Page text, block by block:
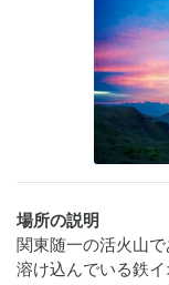
場所の説明
関東随一の活火山
溶け込んでいる鉄